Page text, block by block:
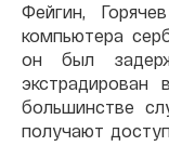
Фейгин,
компьютера
он был
большинстве
получают